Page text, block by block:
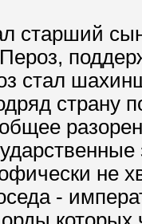
старший
стал
страну
не
-